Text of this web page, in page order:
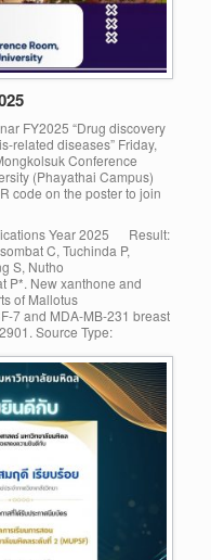
FY2025 “Drug discovery
related diseases” Friday,
Conference
(Phayathai Campus)
code on the poster to join
Year 2025 Result:
C, Tuchinda P,
S, Nutho
P*. New xanthone and
of Mallotus
7 and MDA-MB-231 breast
Source Type: